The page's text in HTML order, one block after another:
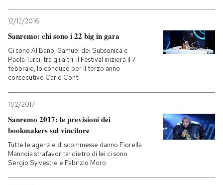
CALENDARIO
AREA PERSONALE
Entra
12/12/2016
Sanremo: chi sono i 22 big in gara
Ci sono Al Bano, Samuel dei Subsonica e
Paola Turci, tra gli altri: il Festival inizierà il 7
febbraio, lo conduce per il terzo anno
consecutivo Carlo Conti
11/2/2017
Sanremo 2017: le previsioni dei
bookmakers sul vincitore
Tutte le agenzie di scommesse danno Fiorella
Mannoia strafavorita: dietro di lei ci sono
Sergio Sylvestre e Fabrizio Moro